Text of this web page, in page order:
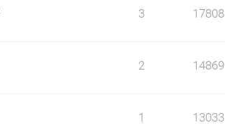
3 17808
2 14869
1 13033